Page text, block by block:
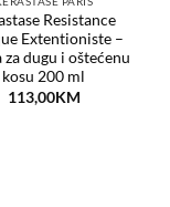
Resistance
Extentioniste –
za dugu i oštećenu
kosu 200 ml
113,00KM